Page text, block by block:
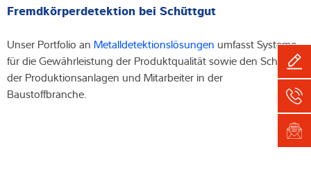
Fremdkörperdetektion bei Schüttgut
Unser Portfolio an Metalldetektionslösungen umfasst Systeme
für die Gewährleistung der Produktqualität sowie den Schutz
der Produktionsanlagen und Mitarbeiter in der
Baustoffbranche.